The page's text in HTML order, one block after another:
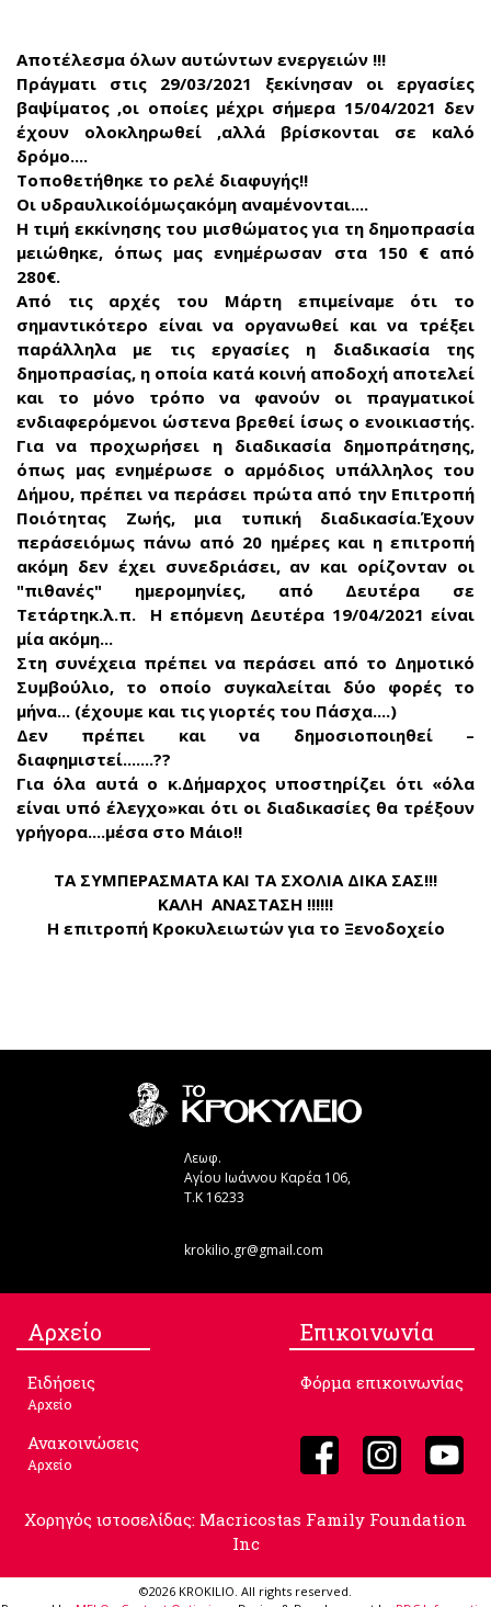
Αποτέλεσμα όλων αυτώντων ενεργειών !!!
Πράγματι στις 29/03/2021 ξεκίνησαν οι εργασίες
βαψίματος ,οι οποίες μέχρι σήμερα 15/04/2021 δεν
έχουν ολοκληρωθεί ,αλλά βρίσκονται σε καλό
δρόμο....
Τοποθετήθηκε το ρελέ διαφυγής!!
Οι υδραυλικοίόμωςακόμη αναμένονται....
Η τιμή εκκίνησης του μισθώματος για τη δημοπρασία
μειώθηκε, όπως μας ενημέρωσαν στα 150 € από
280€.
Από τις αρχές του Μάρτη επιμείναμε ότι το
σημαντικότερο είναι να οργανωθεί και να τρέξει
παράλληλα με τις εργασίες η διαδικασία της
δημοπρασίας, η οποία κατά κοινή αποδοχή αποτελεί
και το μόνο τρόπο να φανούν οι πραγματικοί
ενδιαφερόμενοι ώστενα βρεθεί ίσως ο ενοικιαστής.
Για να προχωρήσει η διαδικασία δημοπράτησης,
όπως μας ενημέρωσε ο αρμόδιος υπάλληλος του
Δήμου, πρέπει να περάσει πρώτα από την Επιτροπή
Ποιότητας Ζωής, μια τυπική διαδικασία.Έχουν
περάσειόμως πάνω από 20 ημέρες και η επιτροπή
ακόμη δεν έχει συνεδριάσει, αν και ορίζονταν οι
"πιθανές" ημερομηνίες, από Δευτέρα σε
Τετάρτηκ.λ.π. Η επόμενη Δευτέρα 19/04/2021 είναι
μία ακόμη...
Στη συνέχεια πρέπει να περάσει από το Δημοτικό
Συμβούλιο, το οποίο συγκαλείται δύο φορές το
μήνα... (έχουμε και τις γιορτές του Πάσχα....)
Δεν πρέπει και να δημοσιοποιηθεί –
διαφημιστεί.......??
Για όλα αυτά ο κ.Δήμαρχος υποστηρίζει ότι «όλα
είναι υπό έλεγχο»και ότι οι διαδικασίες θα τρέξουν
γρήγορα....μέσα στο Μάιο!!
ΤΑ ΣΥΜΠΕΡΑΣΜΑΤΑ ΚΑΙ ΤΑ ΣΧΟΛΙΑ ΔΙΚΑ ΣΑΣ!!!
ΚΑΛΗ ΑΝΑΣΤΑΣΗ !!!!!!
Η επιτροπή Κροκυλειωτών για το Ξενοδοχείο
Λεωφ.
Αγίου Ιωάννου Καρέα 106,
Τ.Κ 16233
krokilio.gr@gmail.com
Aρχείο
Ειδήσεις
Αρχείο
Ανακοινώσεις
Αρχείο
Επικοινωνία
Φόρμα επικοινωνίας
Χορηγός ιστοσελίδας: Macricostas Family Foundation
Inc
©2026 KROKILIO. All rights reserved.